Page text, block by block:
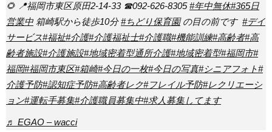
🌻 📍福岡市東区原田2-14-33 ☎092-626-8305#年中無休#365日
営業中箱崎駅から徒歩10分#ちどり保育園の目の前です ⁡ #デイ
サービス#福祉#介護#介護福祉士#介護職#機能訓練#高齢者#高
齢者施設#介護施設#地域密着型通所介護#地域密着型#福岡市#
福岡#福岡市東区#箱崎#今日の一枚#今日の写真#シニアフォト#
介護予防#認知症予防#高齢者レク#フレイル予防#レクリエーシ
ョン#運転手募集#介護職員募集中#求人募集してます
♬ EGAO – wacci